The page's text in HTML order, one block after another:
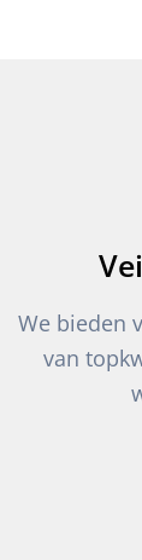
We bieden
van